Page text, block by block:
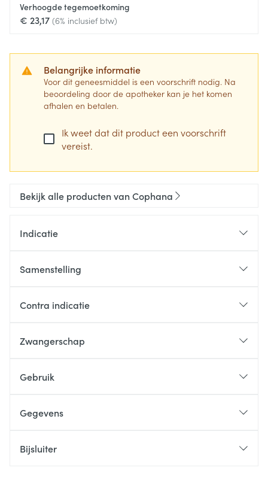
Verhoogde tegemoetkoming
€ 23,17 (6% inclusief btw)
Belangrijke informatie
Voor dit geneesmiddel is een voorschrift nodig. Na
beoordeling door de apotheker kan je het komen
afhalen en betalen.
Ik weet dat dit product een voorschrift
vereist.
Bekijk alle producten van Cophana
Indicatie
Samenstelling
Contra indicatie
Zwangerschap
Gebruik
Gegevens
Bijsluiter